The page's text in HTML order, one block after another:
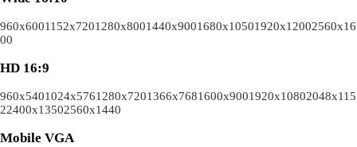
960x6001152x7201280x8001440x9001680x10501920x12002560x16
00
HD 16:9
960x5401024x5761280x7201366x7681600x9001920x10802048x115
22400x13502560x1440
Mobile VGA